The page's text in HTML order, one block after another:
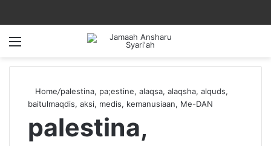
Home/palestina, pa;estine, alaqsa, alaqsha, alquds,
baitulmaqdis, aksi, medis, kemanusiaan, Me-DAN
palestina,